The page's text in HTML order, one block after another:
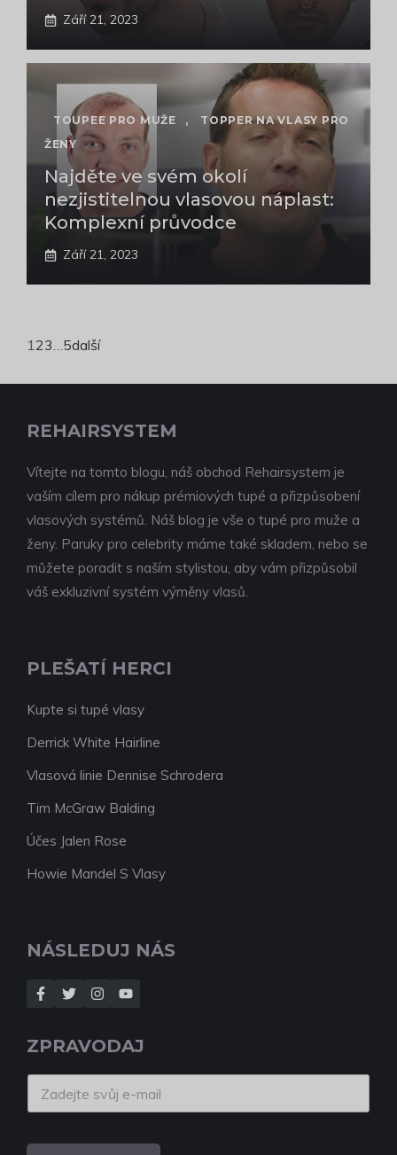
Září 21, 2023
TOUPEE PRO MUŽE ,
TOPPER NA VLASY PRO
ŽENY
Najděte ve svém okolí
nezjistitelnou vlasovou náplast:
Komplexní průvodce
Září 21, 2023
123…5další
REHAIRSYSTEM
Vítejte na tomto blogu, náš obchod Rehairsystem je
vaším cílem pro nákup prémiových tupé a přizpůsobení
vlasových systémů. Náš blog je vše o tupé pro muže a
ženy. Paruky pro celebrity máme také skladem, nebo se
můžete poradit s naším stylistou, aby vám přizpůsobil
váš exkluzivní systém výměny vlasů.
PLEŠATÍ HERCI
Kupte si tupé vlasy
Derrick White Hairline
Vlasová linie Dennise Schrodera
Tim McGraw Balding
Účes Jalen Rose
Howie Mandel S Vlasy
NÁSLEDUJ NÁS
ZPRAVODAJ